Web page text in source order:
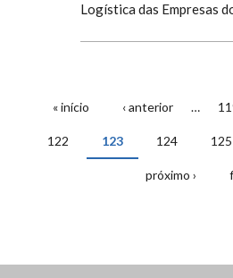
Logística das Empresas
« início ‹ anterior …
122 123 124 125
próximo ›